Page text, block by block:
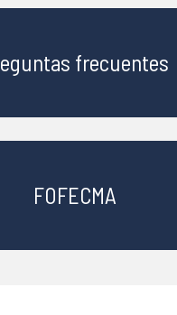
frecuentes
FOFECMA